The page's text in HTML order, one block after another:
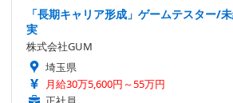
「長期キャリア形成」ゲームテスター/
実
株式会社GUM
埼玉県
月給30万5,600円～55万円